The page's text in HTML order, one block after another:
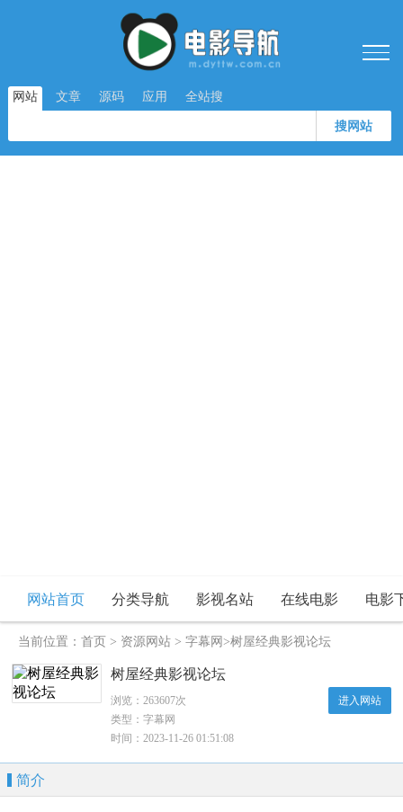
网站 文章 源码 应用 全站搜
搜网站
网站首页 分类导航 影视名站 在线电影 电影
当前位置： 首页 > 资源网站 > 字幕网 >树屋经典影视论坛
树屋经典影视论坛
浏览：263607次
类型：字幕网
时间：2023-11-26 01:51:08
进入网站
简介